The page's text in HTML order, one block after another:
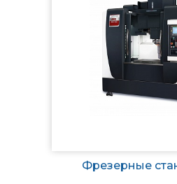
Фрезерные